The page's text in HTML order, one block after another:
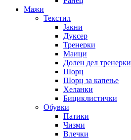
Мажи
Текстил
Јакни
Дуксер
Тренерки
Маици
Долен дел тренерки
Шорц
Шорц за капење
Хеланки
Бициклистички
Обувки
Патики
Чизми
Влечки